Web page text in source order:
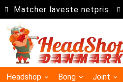
Matcher laveste netpris
Headshop Bong Joint